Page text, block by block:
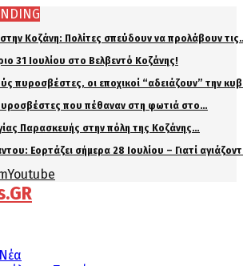
Κοζάνη: Πολίτες σπεύδουν να προλάβουν
31 Ιουλίου στο Βελβεντό Κοζάνης!
πυροσβέστες, οι εποχικοί “αδειάζουν” την
που πέθαναν στη φωτιά στο…
Παρασκευής στην πόλη της Κοζάνης…
Εορτάζει σήμερα 28 Ιουλίου – Γιατί
Youtube